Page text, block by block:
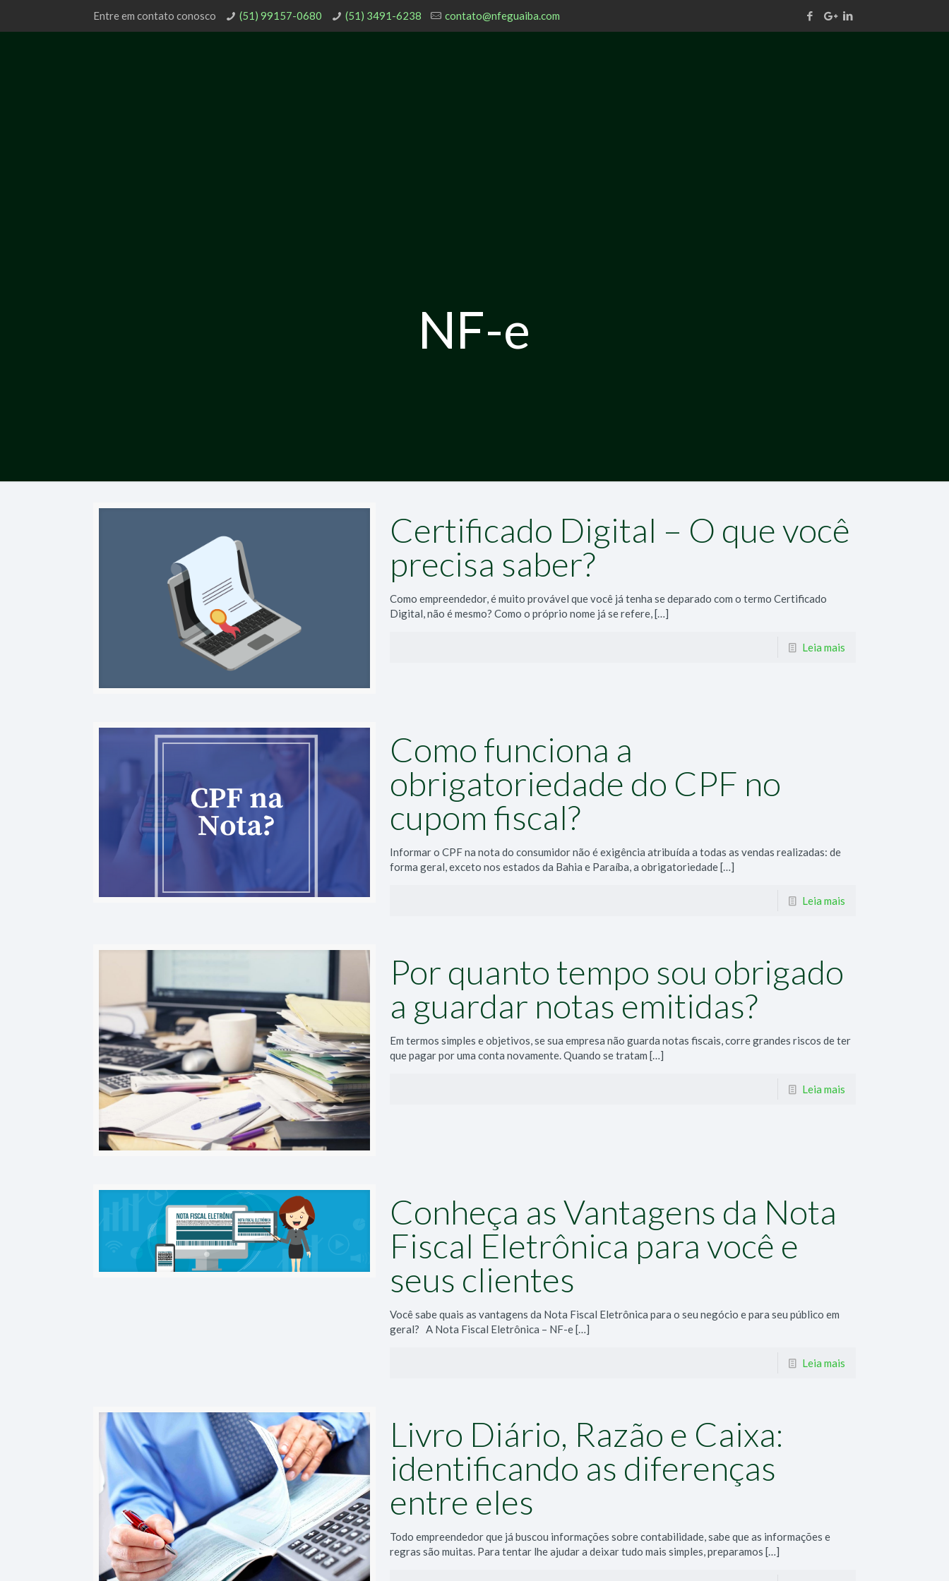
Entre em contato conosco (51) 99157-0680 (51) 3491-6238 contato@nfeguaiba.com
NF-e
Certificado Digital – O que você
precisa saber?
Como empreendedor, é muito provável que você já tenha se deparado com o termo Certificado
Digital, não é mesmo? Como o próprio nome já se refere,[…]
Leia mais
Como funciona a
obrigatoriedade do CPF no
cupom fiscal?
Informar o CPF na nota do consumidor não é exigência atribuída a todas as vendas realizadas: de
forma geral, exceto nos estados da Bahia e Paraíba, a obrigatoriedade[…]
Leia mais
Por quanto tempo sou obrigado
a guardar notas emitidas?
Em termos simples e objetivos, se sua empresa não guarda notas fiscais, corre grandes riscos de ter
que pagar por uma conta novamente. Quando se tratam […]
Leia mais
Conheça as Vantagens da Nota
Fiscal Eletrônica para você e
seus clientes
Você sabe quais as vantagens da Nota Fiscal Eletrônica para o seu negócio e para seu público em
geral? A Nota Fiscal Eletrônica – NF-e[…]
Leia mais
Livro Diário, Razão e Caixa:
identificando as diferenças
entre eles
Todo empreendedor que já buscou informações sobre contabilidade, sabe que as informações e
regras são muitas. Para tentar lhe ajudar a deixar tudo mais simples, preparamos […]